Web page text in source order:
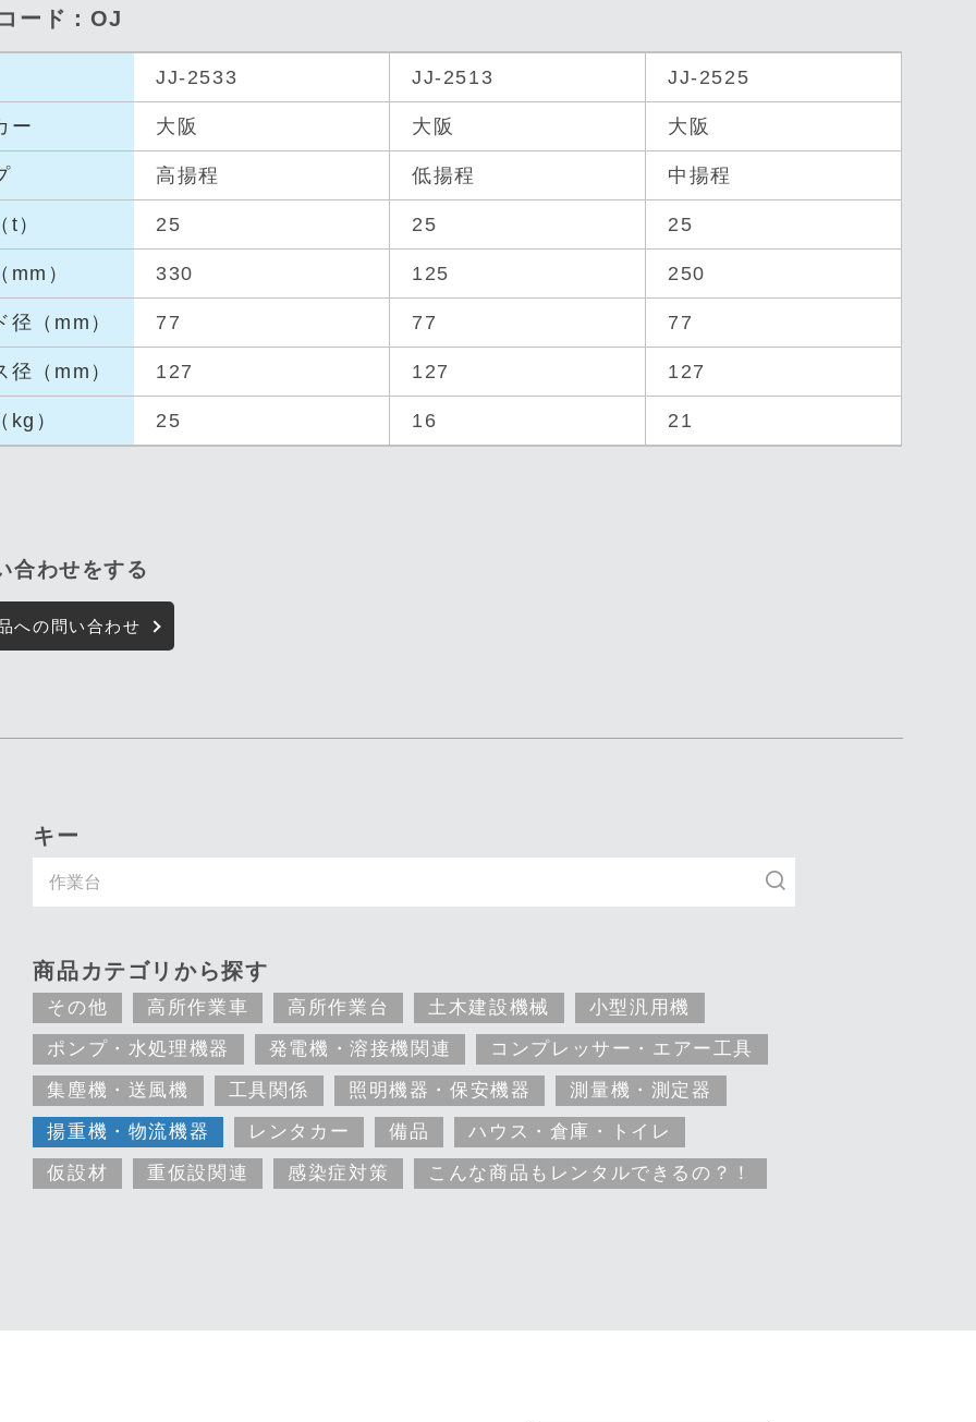
ード：OJ
JJ-2533 JJ-2513 JJ-2525
ー 大阪 大阪 大阪
高揚程 低揚程 中揚程
t） 25 25 25
mm ） 330 125 250
径（ mm） 77 77 77
径（ mm） 127 127 127
kg ） 25 16 21
合わせをする
への問い合わせ
キーワード入力で探す
商品カテゴリから探す
その他 高所作業車 高所作業台 土木建設機械
小型汎用機
ポンプ・水処理機器
発電機・溶接機関連
コンプレッサー・エアー工具
集塵機・送風機
工具関係 照明機器・保安機器
測量機・測定器
揚重機・物流機器
レンタカー 備品
ハウス・倉庫・トイレ
仮設材
重仮設関連 感染症対策 こんな商品もレンタルできるの？！